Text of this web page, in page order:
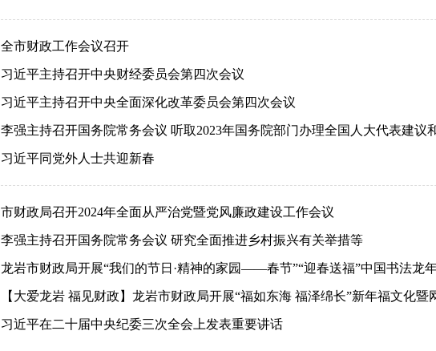
全市财政工作会议召开
习近平主持召开中央财经委员会第四次会议
习近平主持召开中央全面深化改革委员会第四次会议
李强主持召开国务院常务会议 听取2023年国务院部门办理全国人大代表建议
习近平同党外人士共迎新春
市财政局召开2024年全面从严治党暨党风廉政建设工作会议
李强主持召开国务院常务会议 研究全面推进乡村振兴有关举措等
龙岩市财政局开展“我们的节日·精神的家园——春节”“迎春送福”中国书法龙
【大爱龙岩 福见财政】龙岩市财政局开展“福如东海 福泽绵长”新年福文化暨
习近平在二十届中央纪委三次全会上发表重要讲话